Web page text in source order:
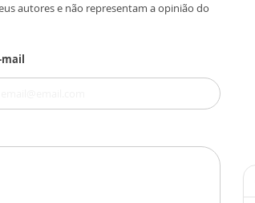
autores e não representam a opinião do
mail